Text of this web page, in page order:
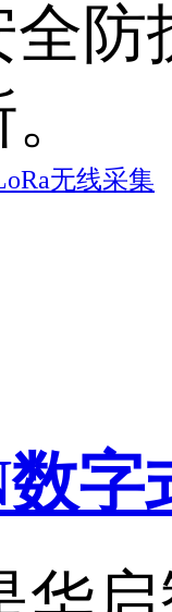
电后
接入
台大型
方法
通过
能发
而同
备出